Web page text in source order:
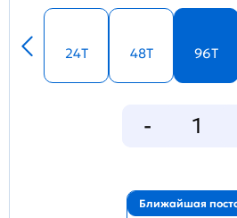
24T 48T 96T
Ближайшая